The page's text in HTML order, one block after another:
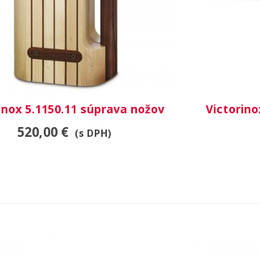
RÝCHLY NÁHĽAD
5.1150.11 súprava nožov
520,00 € (s DPH)